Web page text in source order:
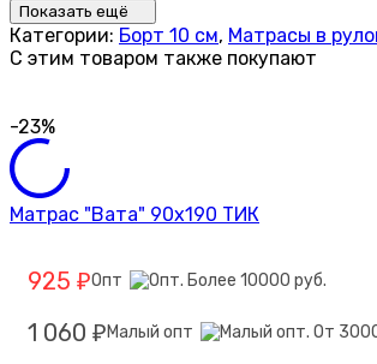
Показать ещё
Категории: Борт 10 см, Матрасы в
C этим товаром также покупают
-23%
Матрас "Вата" 90х190 ТИК
925 ₽Опт
1 060 ₽ Малый опт